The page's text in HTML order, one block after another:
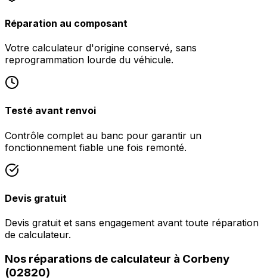
Réparation au composant
Votre calculateur d'origine conservé, sans
reprogrammation lourde du véhicule.
Testé avant renvoi
Contrôle complet au banc pour garantir un
fonctionnement fiable une fois remonté.
Devis gratuit
Devis gratuit et sans engagement avant toute réparation
de calculateur.
Nos réparations de calculateur à Corbeny
(02820)